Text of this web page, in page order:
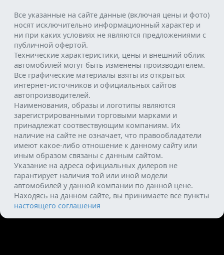
Все указанные на сайте данные (включая цены и фото)
носят исключительно информационный характер и
ни при каких условиях не являются предложениями с
публичной офертой.
Технические характеристики, цены и внешний облик
автомобилей могут быть изменены производителем.
Все графические материалы взяты из открытых
интернет-источников и официальных сайтов
автопроизводителей.
Наименования, образы и логотипы являются
зарегистрированными торговыми марками и
принадлежат соотвествующим компаниям. Их
наличие на сайте не означает, что правообладатели
имеют какое-либо отношение к данному сайту или
иным образом связаны с данным сайтом.
Указание на адреса официальных дилеров не
гарантирует наличия той или иной модели
автомобилей у данной компании по данной цене.
Находясь на данном сайте, вы принимаете все пункты
настоящего соглашения